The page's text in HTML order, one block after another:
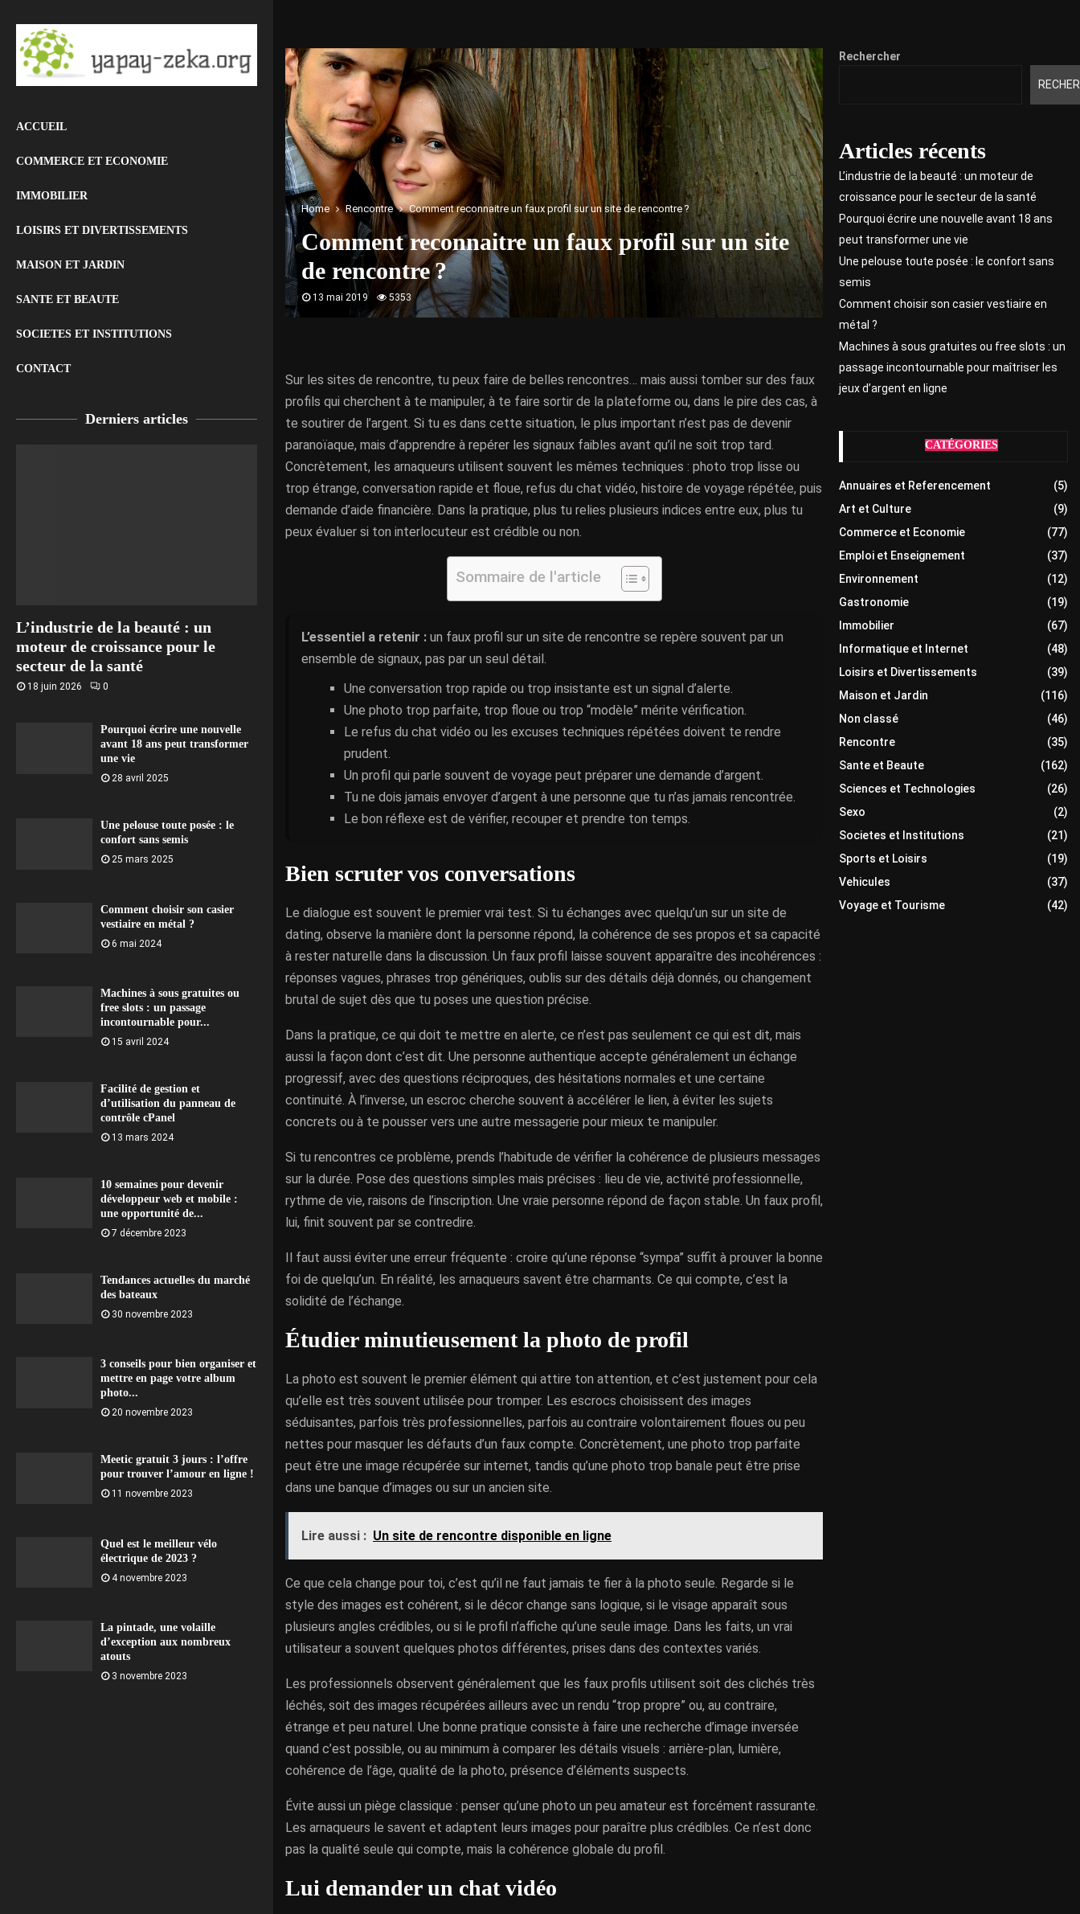
ACCUEIL
COMMERCE ET ECONOMIE
IMMOBILIER
LOISIRS ET DIVERTISSEMENTS
MAISON ET JARDIN
SANTE ET BEAUTE
SOCIETES ET INSTITUTIONS
CONTACT
Derniers articles
L’industrie de la beauté : un
moteur de croissance pour le
secteur de la santé
18 juin 2026 0
Pourquoi écrire une nouvelle
avant 18 ans peut transformer
une vie
28 avril 2025
Une pelouse toute posée : le
confort sans semis
25 mars 2025
Comment choisir son casier
vestiaire en métal ?
6 mai 2024
Machines à sous gratuites ou
free slots : un passage
incontournable pour...
15 avril 2024
Facilité de gestion et
d’utilisation du panneau de
contrôle cPanel
13 mars 2024
10 semaines pour devenir
développeur web et mobile :
une opportunité de...
7 décembre 2023
Tendances actuelles du marché
des bateaux
30 novembre 2023
3 conseils pour bien organiser et
mettre en page votre album
photo...
20 novembre 2023
Meetic gratuit 3 jours : l’offre
pour trouver l’amour en ligne !
11 novembre 2023
Quel est le meilleur vélo
électrique de 2023 ?
4 novembre 2023
La pintade, une volaille
d’exception aux nombreux
atouts
3 novembre 2023
Home Rencontre Comment reconnaitre un faux profil sur un site de rencontre ?
Comment reconnaitre un faux profil sur un site
de rencontre ?
13 mai 2019 5353
Sur les sites de rencontre, tu peux faire de belles rencontres… mais aussi tomber sur des faux
profils qui cherchent à te manipuler, à te faire sortir de la plateforme ou, dans le pire des cas, à
te soutirer de l’argent. Si tu es dans cette situation, le plus important n’est pas de devenir
paranoïaque, mais d’apprendre à repérer les signaux faibles avant qu’il ne soit trop tard.
Concrètement, les arnaqueurs utilisent souvent les mêmes techniques : photo trop lisse ou
trop étrange, conversation rapide et floue, refus du chat vidéo, histoire de voyage répétée, puis
demande d’aide financière. Dans la pratique, plus tu relies plusieurs indices entre eux, plus tu
peux évaluer si ton interlocuteur est crédible ou non.
Sommaire de l'article
L’essentiel a retenir : un faux profil sur un site de rencontre se repère souvent par un
ensemble de signaux, pas par un seul détail.
Une conversation trop rapide ou trop insistante est un signal d’alerte.
Une photo trop parfaite, trop floue ou trop “modèle” mérite vérification.
Le refus du chat vidéo ou les excuses techniques répétées doivent te rendre
prudent.
Un profil qui parle souvent de voyage peut préparer une demande d’argent.
Tu ne dois jamais envoyer d’argent à une personne que tu n’as jamais rencontrée.
Le bon réflexe est de vérifier, recouper et prendre ton temps.
Bien scruter vos conversations
Le dialogue est souvent le premier vrai test. Si tu échanges avec quelqu’un sur un site de
dating, observe la manière dont la personne répond, la cohérence de ses propos et sa capacité
à rester naturelle dans la discussion. Un faux profil laisse souvent apparaître des incohérences :
réponses vagues, phrases trop génériques, oublis sur des détails déjà donnés, ou changement
brutal de sujet dès que tu poses une question précise.
Dans la pratique, ce qui doit te mettre en alerte, ce n’est pas seulement ce qui est dit, mais
aussi la façon dont c’est dit. Une personne authentique accepte généralement un échange
progressif, avec des questions réciproques, des hésitations normales et une certaine
continuité. À l’inverse, un escroc cherche souvent à accélérer le lien, à éviter les sujets
concrets ou à te pousser vers une autre messagerie pour mieux te manipuler.
Si tu rencontres ce problème, prends l’habitude de vérifier la cohérence de plusieurs messages
sur la durée. Pose des questions simples mais précises : lieu de vie, activité professionnelle,
rythme de vie, raisons de l’inscription. Une vraie personne répond de façon stable. Un faux profil,
lui, finit souvent par se contredire.
Il faut aussi éviter une erreur fréquente : croire qu’une réponse “sympa” suffit à prouver la bonne
foi de quelqu’un. En réalité, les arnaqueurs savent être charmants. Ce qui compte, c’est la
solidité de l’échange.
Étudier minutieusement la photo de profil
La photo est souvent le premier élément qui attire ton attention, et c’est justement pour cela
qu’elle est très souvent utilisée pour tromper. Les escrocs choisissent des images
séduisantes, parfois très professionnelles, parfois au contraire volontairement floues ou peu
nettes pour masquer les défauts d’un faux compte. Concrètement, une photo trop parfaite
peut être une image récupérée sur internet, tandis qu’une photo trop banale peut être prise
dans une banque d’images ou sur un ancien site.
Lire aussi : Un site de rencontre disponible en ligne
Ce que cela change pour toi, c’est qu’il ne faut jamais te fier à la photo seule. Regarde si le
style des images est cohérent, si le décor change sans logique, si le visage apparaît sous
plusieurs angles crédibles, ou si le profil n’affiche qu’une seule image. Dans les faits, un vrai
utilisateur a souvent quelques photos différentes, prises dans des contextes variés.
Les professionnels observent généralement que les faux profils utilisent soit des clichés très
léchés, soit des images récupérées ailleurs avec un rendu “trop propre” ou, au contraire,
étrange et peu naturel. Une bonne pratique consiste à faire une recherche d’image inversée
quand c’est possible, ou au minimum à comparer les détails visuels : arrière-plan, lumière,
cohérence de l’âge, qualité de la photo, présence d’éléments suspects.
Évite aussi un piège classique : penser qu’une photo un peu amateur est forcément rassurante.
Les arnaqueurs le savent et adaptent leurs images pour paraître plus crédibles. Ce n’est donc
pas la qualité seule qui compte, mais la cohérence globale du profil.
Lui demander un chat vidéo
Rechercher
Articles récents
L’industrie de la beauté : un moteur de
croissance pour le secteur de la santé
Pourquoi écrire une nouvelle avant 18 ans
peut transformer une vie
Une pelouse toute posée : le confort sans
semis
Comment choisir son casier vestiaire en
métal ?
Machines à sous gratuites ou free slots : un
passage incontournable pour maîtriser les
jeux d’argent en ligne
CATÉGORIES
Annuaires et Referencement
(5)
Art et Culture
(9)
Commerce et Economie
(77)
Emploi et Enseignement
(37)
Environnement
(12)
Gastronomie
(19)
Immobilier
(67)
Informatique et Internet
(48)
Loisirs et Divertissements
(39)
Maison et Jardin
(116)
Non classé
(46)
Rencontre
(35)
Sante et Beaute
(162)
Sciences et Technologies
(26)
Sexo
(2)
Societes et Institutions
(21)
Sports et Loisirs
(19)
Vehicules
(37)
Voyage et Tourisme
(42)